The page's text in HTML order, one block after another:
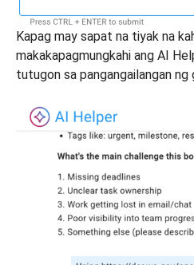
Kapag may sapat na tiyak na
makakapagmungkahi ang AI
tutugon sa pangangailangan ng